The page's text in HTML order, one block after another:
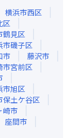
横浜市西区
区
鶴見区
市磯子区
市
藤沢市
市宮前区
市旭区
保土ケ谷区
崎市
座間市